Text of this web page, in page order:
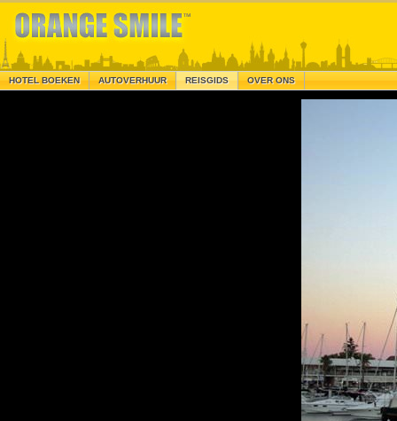
HOTEL BOEKEN AUTOVERHUUR REISGIDS OVER ONS